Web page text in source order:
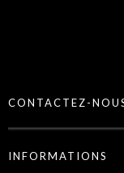
CONTACTEZ-
INFORMATIONS